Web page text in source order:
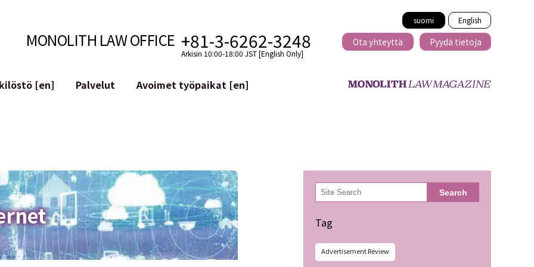
suomi English
MONOLITH LAW OFFICE +81-3-6262-3248
Arkisin 10:00-18:00 JST [English Only]
Ota yhteyttä Pyydä tietoja
[en]
Palvelut
ym.)
Maineen hallinta
Loukkaavan lausuman tunnistaminen
Avoimet työpaikat [en]
検
索 Search
Tag
Advertisement Review